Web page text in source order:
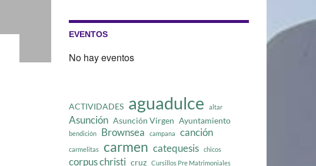
EVENTOS
No hay eventos
ACTIVIDADES aguadulce altar
Asunción Asunción Virgen Ayuntamiento
bendición Brownsea campana canción
carmelitas carmen catequesis chicos
corpus christi cruz Cursillos Pre Matrimoniales